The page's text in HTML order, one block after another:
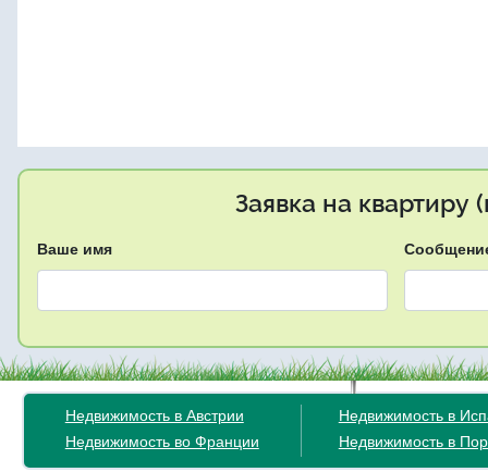
Заявка на квартиру
Ваше имя
Недвижимость в Австрии
Недвижимость во Франции
Недвижимость в
Недвижимость в